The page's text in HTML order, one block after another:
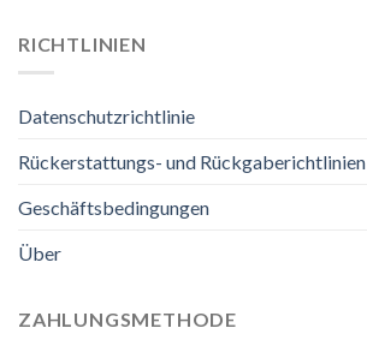
RICHTLINIEN
Datenschutzrichtlinie
Rückerstattungs- und Rückgaberichtlinien
Geschäftsbedingungen
Über
ZAHLUNGSMETHODE